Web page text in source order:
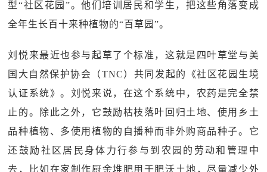
型“社区花园”。他们培训居民和学生，把这些角落变成
全年生长百十来种植物的“百草园”。
刘悦来最近也参与起草了个标准，这就是四叶草堂与美
国大自然保护协会（TNC）共同发起的《社区花园生境
认证系统》。刘悦来说，在这个系统中，农药是完全禁
止的。除此之外，它鼓励枯枝落叶回归土地、使用乡土
品种植物、多使用植物的自播种而非外购商品种子。它
还鼓励社区居民身体力行参与到农园的劳动和管理中
去，比如在家制作厨余堆肥用于肥沃土地，尽量减少外